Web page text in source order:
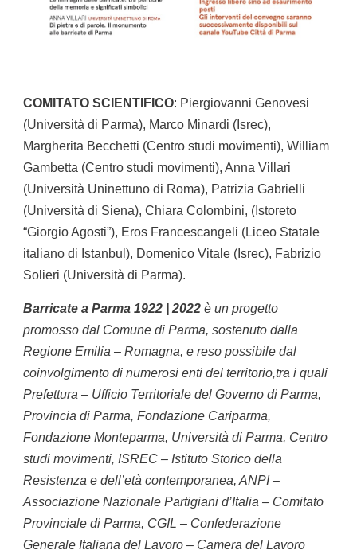
COMITATO SCIENTIFICO: Piergiovanni Genovesi
(Università di Parma), Marco Minardi (Isrec),
Margherita Becchetti (Centro studi movimenti), William
Gambetta (Centro studi movimenti), Anna Villari
(Università Uninettuno di Roma), Patrizia Gabrielli
(Università di Siena), Chiara Colombini, (Istoreto
“Giorgio Agosti”), Eros Francescangeli (Liceo Statale
italiano di Istanbul), Domenico Vitale (Isrec), Fabrizio
Solieri (Università di Parma).
Barricate a Parma 1922 | 2022 è un progetto
promosso dal Comune di Parma, sostenuto dalla
Regione Emilia – Romagna, e reso possibile dal
coinvolgimento di numerosi enti del territorio,tra i quali
Prefettura – Ufficio Territoriale del Governo di Parma,
Provincia di Parma, Fondazione Cariparma,
Fondazione Monteparma, Università di Parma, Centro
studi movimenti, ISREC – Istituto Storico della
Resistenza e dell’età contemporanea, ANPI –
Associazione Nazionale Partigiani d’Italia – Comitato
Provinciale di Parma, CGIL – Confederazione
Generale Italiana del Lavoro – Camera del Lavoro